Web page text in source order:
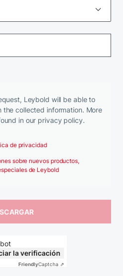
Leybold will be able to
collected information. More
in our privacy policy.
de privacidad
sobre nuevos productos,
de Leybold
la verificación
FriendlyCaptcha ⇗